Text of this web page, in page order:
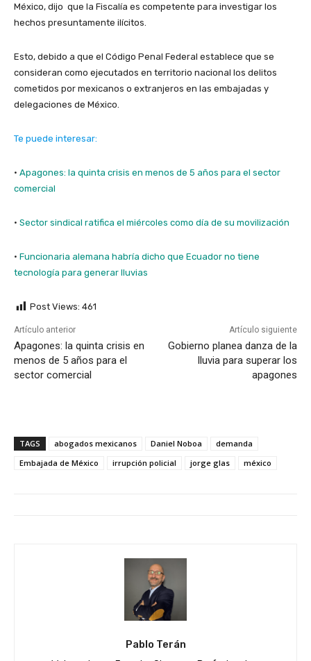
México, dijo que la Fiscalía es competente para investigar los
hechos presuntamente ilícitos.
Esto, debido a que el Código Penal Federal establece que se
consideran como ejecutados en territorio nacional los delitos
cometidos por mexicanos o extranjeros en las embajadas y
delegaciones de México.
Te puede interesar:
· Apagones: la quinta crisis en menos de 5 años para el sector
comercial
· Sector sindical ratifica el miércoles como día de su movilización
· Funcionaria alemana habría dicho que Ecuador no tiene
tecnología para generar lluvias
Post Views: 461
Artículo anterior
Apagones: la quinta crisis en
menos de 5 años para el
sector comercial
Artículo siguiente
Gobierno planea danza de la
lluvia para superar los
apagones
TAGS abogados mexicanos Daniel Noboa
demanda
Embajada de México
irrupción policial jorge glas méxico
Pablo Terán